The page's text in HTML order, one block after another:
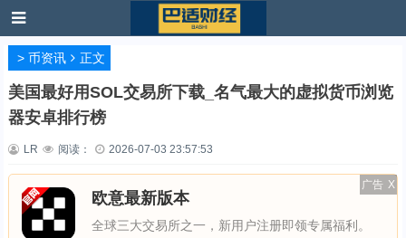
> 币资讯 正文
美国最好用SOL交易所下载_名气最大的虚拟货币浏览
器安卓排行榜
LR 阅读： 2026-07-03 23:57:53
广告 X
欧意最新版本
全球三大交易所之一，新用户注册即领专属福利。